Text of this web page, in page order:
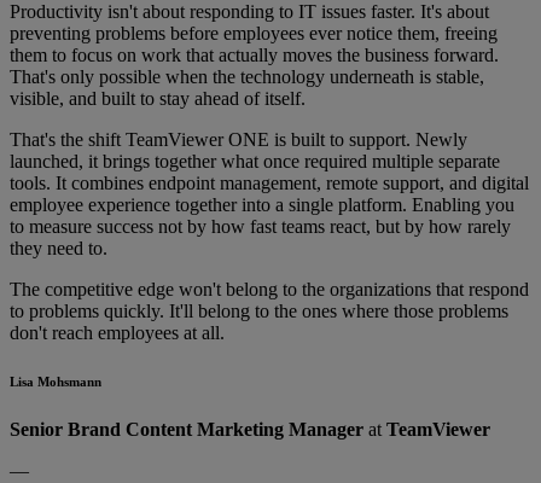
Productivity isn't about responding to IT issues faster. It's about
preventing problems before employees ever notice them, freeing
them to focus on work that actually moves the business forward.
That's only possible when the technology underneath is stable,
visible, and built to stay ahead of itself.
That's the shift TeamViewer ONE is built to support. Newly
launched, it brings together what once required multiple separate
tools. It combines endpoint management, remote support, and digital
employee experience together into a single platform. Enabling you
to measure success not by how fast teams react, but by how rarely
they need to.
The competitive edge won't belong to the organizations that respond
to problems quickly. It'll belong to the ones where those problems
don't reach employees at all.
Lisa Mohsmann
Senior Brand Content Marketing Manager at TeamViewer
—